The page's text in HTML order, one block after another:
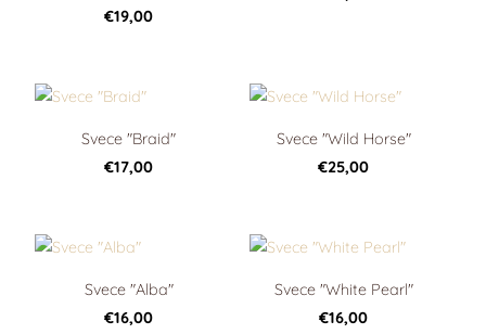
€19,00
Svece "Braid"
€17,00
Svece "Wild Horse"
€25,00
Svece "Alba"
€16,00
Svece "White Pearl"
€16,00